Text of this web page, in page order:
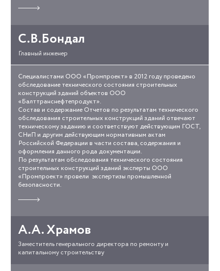
работе
С.В.Бондал
Главный инженер
ooo-
balttransnefteprodukt.jpg
Специалистами ООО «Промпроект» в 2012 году проведено
обследование технического состояния строительных
конструкций зданий объектов ООО
«Балттранснефтепродукт».
Состав и содержание Отчетов по результатам технического
обследования строительных конструкций зданий отвечают
техническому заданию и соответствуют действующим ГОСТ,
СНиП и другим действующим нормативным актам
Российской Федерации в части состава, содержания и
оформления данного рода документации.
По результатам обследования технического состояния
строительных конструкций зданий эксперты ООО
«Промпроект» провели экспертизы промышленной
безопасности.
работе
А.А. Храмов
Заместитель генерального директора по ремонту и
капитальному строительству